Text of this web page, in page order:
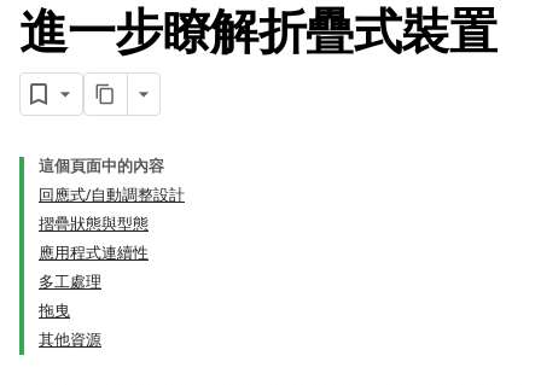
進一步瞭解折疊式裝置
這個頁面中的內容
回應式/自動調整設計
摺疊狀態與型態
應用程式連續性
多工處理
拖曳
其他資源